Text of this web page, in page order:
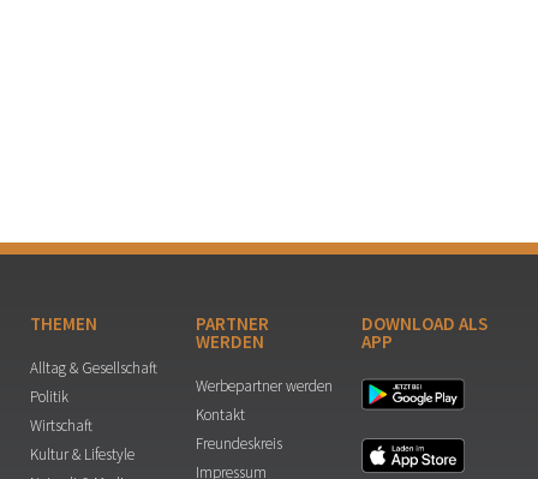
THEMEN
Alltag & Gesellschaft
Politik
Wirtschaft
Kultur & Lifestyle
PARTNER
WERDEN
Werbepartner werden
Kontakt
Freundeskreis
Impressum
DOWNLOAD ALS
APP